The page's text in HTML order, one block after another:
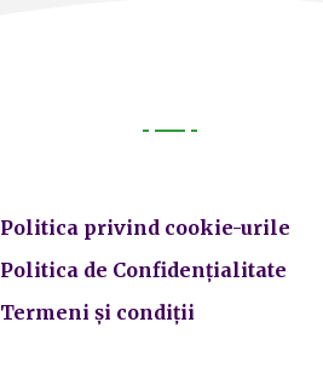
Politica privind cookie-urile
Politica de Confidențialitate
Termeni și condiții